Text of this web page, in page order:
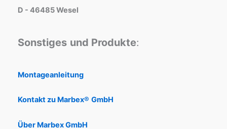
D - 46485 Wesel
Sonstiges und Produkte:
Montageanleitung
Kontakt zu Marbex® GmbH
Über Marbex GmbH